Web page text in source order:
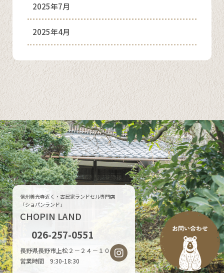
2025年7月
2025年4月
信州善光寺近く・古民家ランドセル専門店
「ショパンランド」
CHOPIN LAND
026-257-0551
長野県長野市上松２－２４－１０
営業時間 9:30-18:30